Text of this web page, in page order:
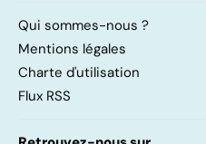
Qui sommes-nous ?
Mentions légales
Charte d'utilisation
Flux RSS